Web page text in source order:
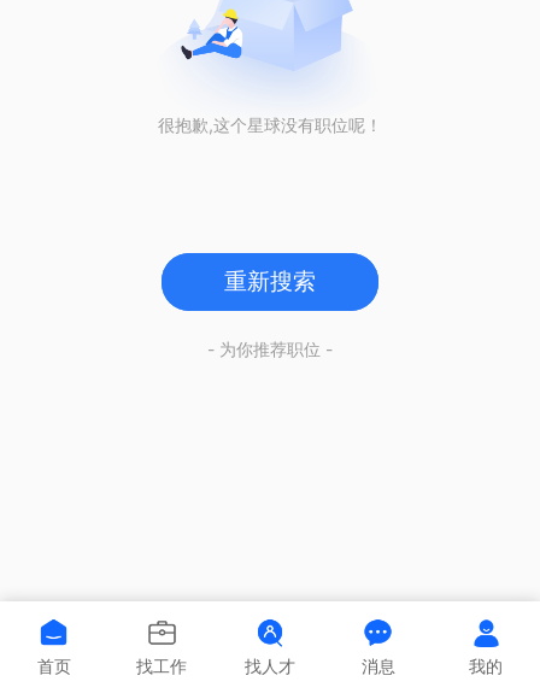
很抱歉,这个星球没有职位呢！
重新搜索
- 为你推荐职位 -
首页 找工作 找人才 消息 我的